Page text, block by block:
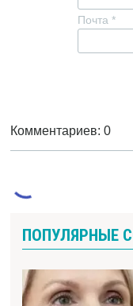
Почта *
Комментариев: 0
ПОПУЛЯРНЫЕ